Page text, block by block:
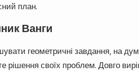
план.
Ванги
геометричні завдання, на
рішення своїх проблем. Довго